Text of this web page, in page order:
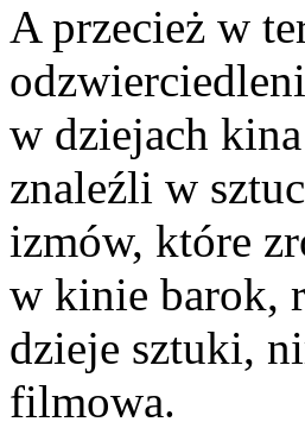
A przecież w
w dziejach
znaleźli w
izmów, które
w kinie barok,
dzieje sztuki,
filmowa.